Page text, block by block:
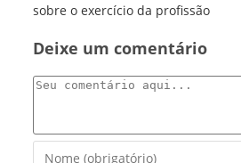
sobre o exercício da profissão
Deixe um comentário
Comentário
Digite